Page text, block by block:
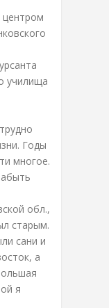
центром
училища
Годы
многое.
обл.,
старым.
сани и
а
я